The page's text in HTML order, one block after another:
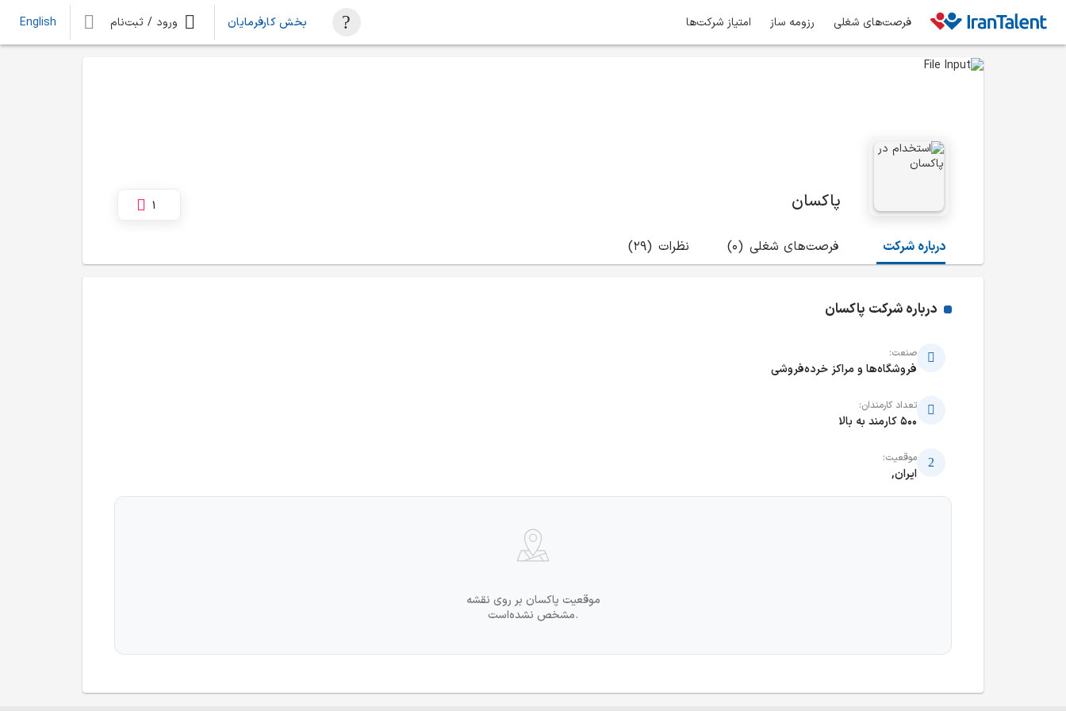
فرصت‌های شغلی رزومه ساز امتیاز شرکت‌ها بخش کارفرمایان ورود / ثبت‌نام English
پاکسان 1
درباره شرکت (0) فرصت‌های شغلی (29) نظرات
درباره شرکت پاکسان
صنعت:
فروشگاه‌ها و مراکز خرده‌فروشی
تعداد کارمندان:
500 کارمند به بالا
موقعیت:
ایران,
موقعیت پاکسان بر روی نقشه
مشخص نشده‌است.